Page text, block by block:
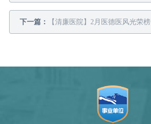
下一篇： 【清廉医院】2月医德医风光荣榜